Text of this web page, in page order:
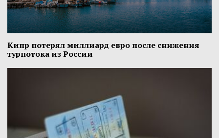
Кипр потерял миллиард евро после снижения
турпотока из России